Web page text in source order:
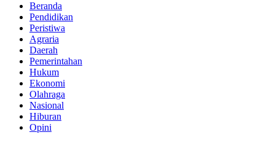
Beranda
Pendidikan
Peristiwa
Agraria
Daerah
Pemerintahan
Hukum
Ekonomi
Olahraga
Nasional
Hiburan
Opini